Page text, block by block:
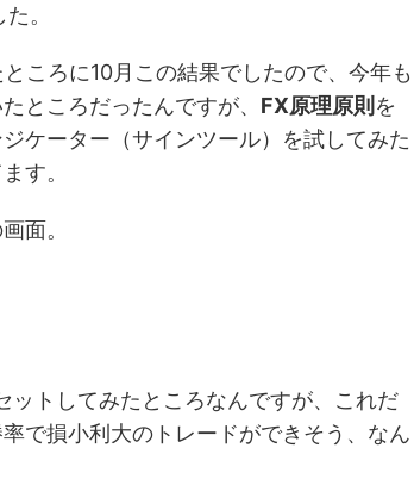
。
ころに10月この結果でしたので、今年も
ところだったんですが、 FX原理原則 を
ケーター（サインツール）を試してみた
す。
面。
ットしてみたところなんですが、これだ
で損小利大のトレードができそう、なん